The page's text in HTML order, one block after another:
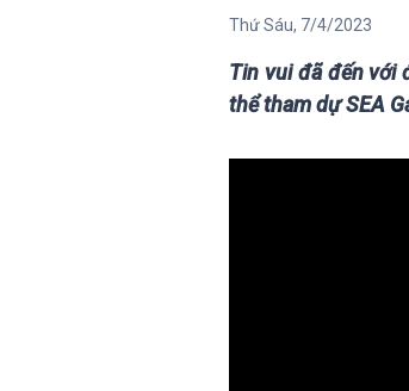
Thứ Sáu, 7/4/2023
Tin vui đã đến với
thể tham dự SEA